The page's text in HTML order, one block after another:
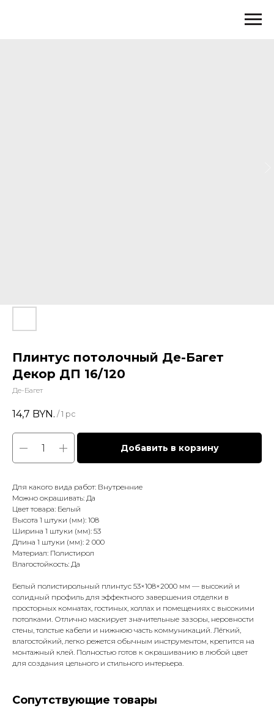
Плинтус потолочный Де-Багет
Декор ДП 16/120
Де-Багет
14,7 BYN. / 1 pc
Добавить в корзину
Для какого вида работ: Внутренние
Можно окрашивать: Да
Цвет товара: Белый
Высота 1 штуки (мм): 108
Ширина 1 штуки (мм): 53
Длина 1 штуки (мм): 2 000
Материал: Полистирол
Влагостойкость: Да
Белый полистирольный плинтус 53×108×2000 мм — высокий и
солидный профиль для эффектного завершения отделки в
просторных комнатах, гостиных, холлах и помещениях с высокими
потолками. Отлично маскирует значительные зазоры, неровности
стены, толстые кабели и нижнюю часть коммуникаций. Лёгкий,
влагостойкий, легко режется обычным инструментом, крепится на
монтажный клей. Полностью готов к окрашиванию в любой цвет
для создания цельного и стильного интерьера.
Сопутствующие товары